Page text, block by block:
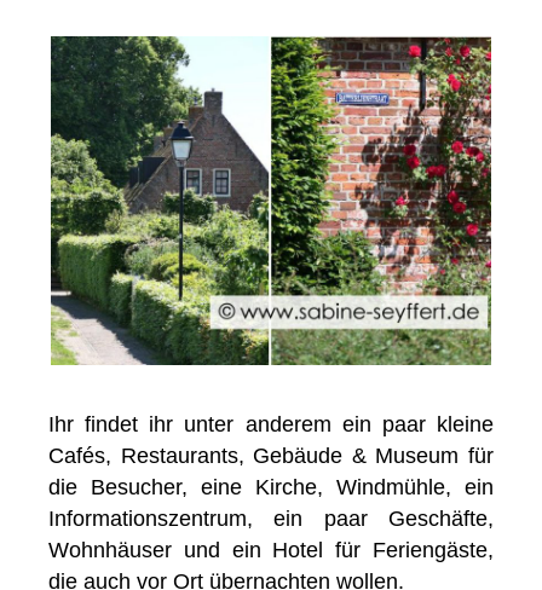
Ihr findet ihr unter anderem ein paar kleine
Cafés, Restaurants, Gebäude & Museum für
die Besucher, eine Kirche, Windmühle, ein
Informationszentrum, ein paar Geschäfte,
Wohnhäuser und ein Hotel für Feriengäste,
die auch vor Ort übernachten wollen.